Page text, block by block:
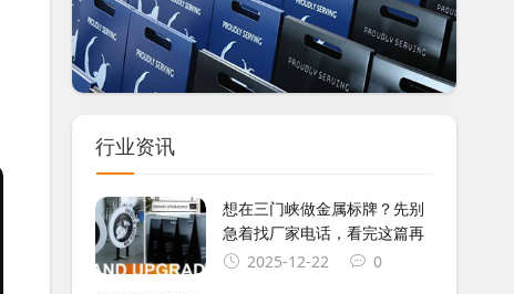
行业资讯
想在三门峡做金属标牌？先别
急着找厂家电话，看完这篇再
2025-12-22
0